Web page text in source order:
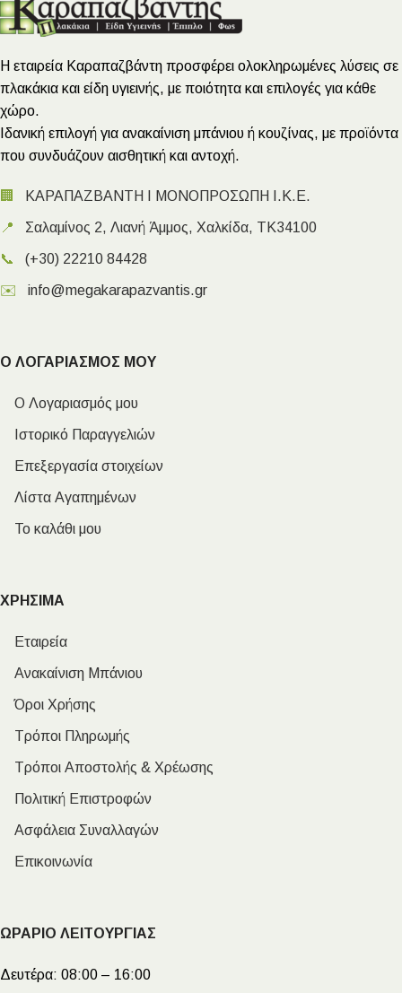
Η εταιρεία Καραπαζβάντη προσφέρει ολοκληρωμένες λύσεις σε
πλακάκια και είδη υγιεινής, με ποιότητα και επιλογές για κάθε
χώρο.
Ιδανική επιλογή για ανακαίνιση μπάνιου ή κουζίνας, με προϊόντα
που συνδυάζουν αισθητική και αντοχή.
🏢 ΚΑΡΑΠΑΖΒΑΝΤΗ Ι ΜΟΝΟΠΡΟΣΩΠΗ Ι.Κ.Ε.
📍 Σαλαμίνος 2, Λιανή Άμμος, Χαλκίδα, ΤΚ34100
📞 (+30) 22210 84428
✉️ info@megakarapazvantis.gr
Ο ΛΟΓΑΡΙΑΣΜΟΣ ΜΟΥ
Ο Λογαριασμός μου
Ιστορικό Παραγγελιών
Επεξεργασία στοιχείων
Λίστα Αγαπημένων
Το καλάθι μου
ΧΡΗΣΙΜΑ
Εταιρεία
Ανακαίνιση Μπάνιου
Όροι Χρήσης
Τρόποι Πληρωμής
Τρόποι Αποστολής & Χρέωσης
Πολιτική Επιστροφών
Ασφάλεια Συναλλαγών
Επικοινωνία
ΩΡΑΡΙΟ ΛΕΙΤΟΥΡΓΙΑΣ
Δευτέρα: 08:00 – 16:00